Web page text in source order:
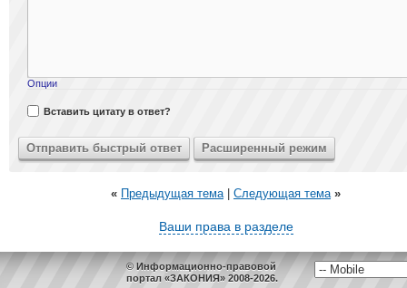
Опции
Вставить цитату в ответ?
« Предыдущая тема| Следующая тема »
Ваши права в разделе
© Информационно-правовой
портал «ЗАКОНИЯ» 2008-2026.